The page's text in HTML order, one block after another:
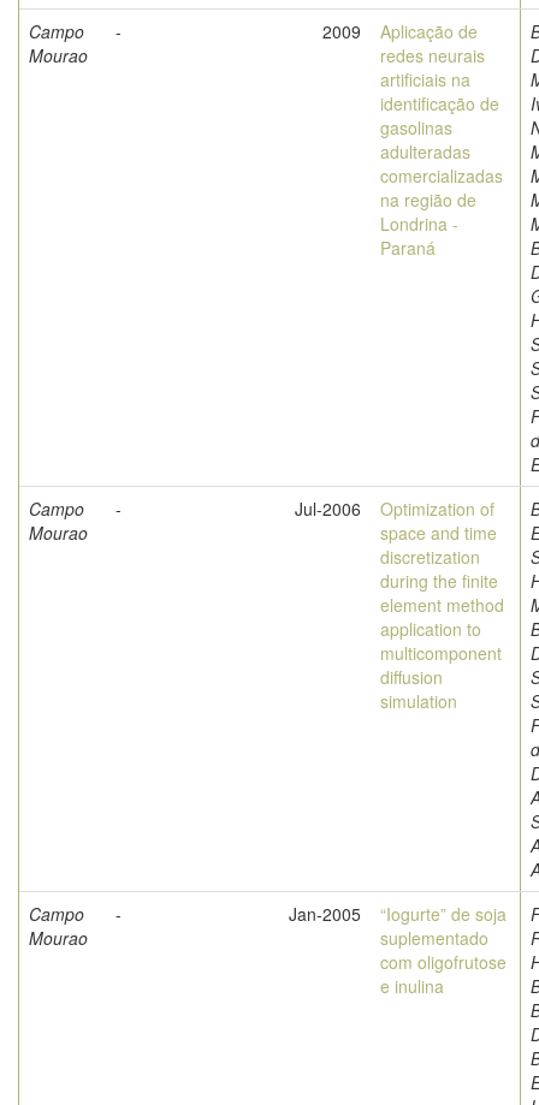
Campo
Mourao
- 2009
Aplicação de
redes neurais
artificiais na
identificação de
gasolinas
adulteradas
comercializadas
na região de
Londrina -
Paraná
Campo
Mourao
- Jul-2006
Optimization of
space and time
discretization
during the finite
element method
application to
multicomponent
diffusion
simulation
Campo
Mourao
- Jan-2005
“Iogurte” de soja
suplementado
com oligofrutose
e inulina